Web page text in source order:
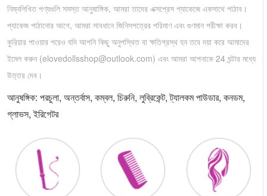
নিম্নলিখিত পণ্যগুলি সমস্ত আনুষাঙ্গিক, আমরা তাদের এক্সপ্রেস প্যাকেজে একসাথে পাঠাব।
প্যাকেজ পাঠানোর আগে, আমরা সাবধানে জিনিসপত্রের পরিমাণ এবং গুণমান পরীক্ষা করব।
কুরিয়ার পাওয়ার পরেও যদি আপনি কিছু অনুপস্থিত বা ক্ষতিগ্রস্থ হন তবে দয়া করে আমাদের
ইমেল করুন (elovedollsshop@outlook.com) এবং আমরা আপনাকে 24 ঘন্টার মধ্যে
উত্তর দেব।
আনুষঙ্গিক: পরচুলা, অন্তর্বাস, কম্বল, চিরুনি, লুব্রিকেন্ট, ট্যালকম পাউডার, কনডম,
গ্লাভস, ইরিগেটর